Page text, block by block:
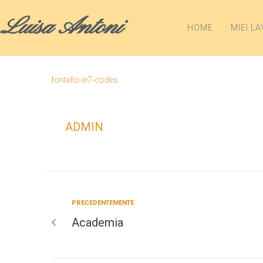
Luisa Antoni HOME MIEI
fontello-ie7-codes
ADMIN
PRECEDENTEMENTE
Academia